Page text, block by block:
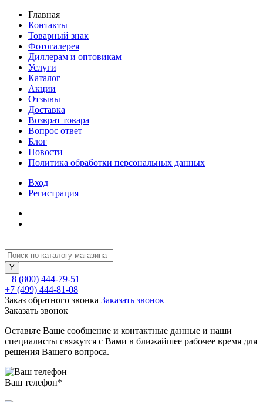
Главная
Контакты
Товарный знак
Фотогалерея
Диллерам и оптовикам
Услуги
Каталог
Акции
Отзывы
Доставка
Возврат товара
Вопрос ответ
Блог
Новости
Политика обработки персональных данных
Вход
Регистрация
8 (800) 444-79-51
+7 (499) 444-81-08
Заказ обратного звонка Заказать звонок
Заказать звонок
Оставьте Ваше сообщение и контактные данные и наши
специалисты свяжутся с Вами в ближайшее рабочее время для
решения Вашего вопроса.
Ваш телефон*